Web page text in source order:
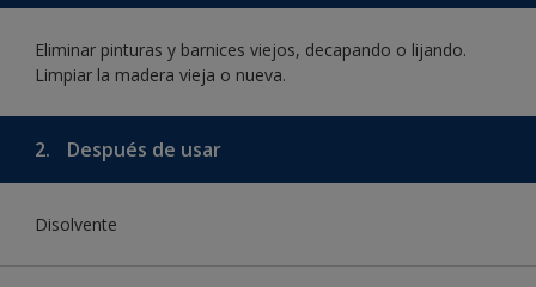
Eliminar pinturas y barnices viejos, decapando o lijando.
Limpiar la madera vieja o nueva.
2. Después de usar
Disolvente